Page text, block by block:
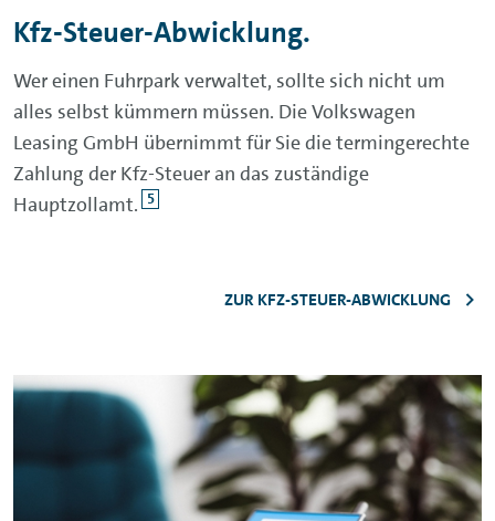
Kfz-Steuer-Abwicklung.
Wer einen Fuhrpark verwaltet, sollte sich nicht um
alles selbst kümmern müssen. Die Volkswagen
Leasing GmbH übernimmt für Sie die termingerechte
Zahlung der Kfz-Steuer an das zuständige
Hauptzollamt. 5
ZUR KFZ-STEUER-ABWICKLUNG